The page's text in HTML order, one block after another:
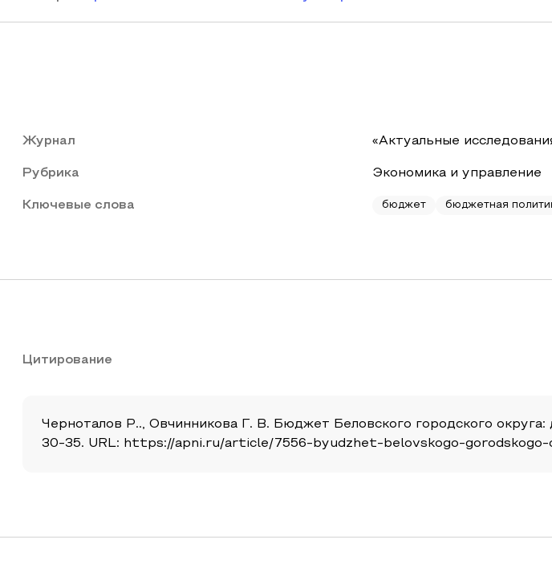
Журнал «Актуальные
Рубрика Экономика и управление
Ключевые слова бюджет бюджетная
Цитирование
Черноталов Р.., Овчинникова Г. В. Бюджет Беловского городского
30-35. URL: https://apni.ru/article/7556-byudzhet-belovskogo-gorodskogo-